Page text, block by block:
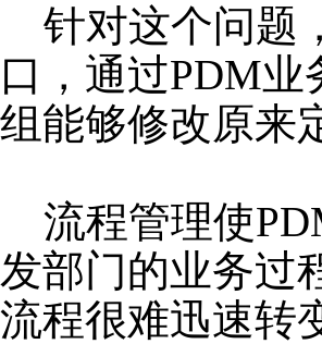
针对这个问题
口，通过PDM
组能够修改原来
流程管理使
发部门的业务过
流程很难迅速转